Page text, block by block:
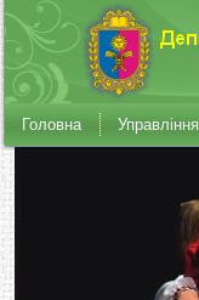
Головна Управління